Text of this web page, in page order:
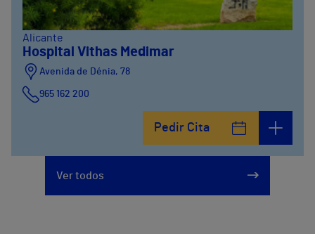
Alicante
Hospital Vithas Medimar
Avenida de Dénia, 78
965 162 200
Pedir Cita
Ver todos